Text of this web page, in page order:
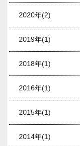
2020年(2)
2019年(1)
2018年(1)
2016年(1)
2015年(1)
2014年(1)